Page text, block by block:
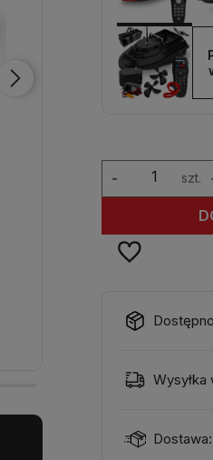
szt.
-
Wysyłka
Dostawa: